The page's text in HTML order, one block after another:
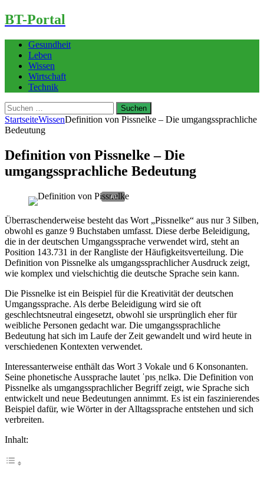
BT-Portal
Gesundheit
Leben
Wissen
Wirtschaft
Technik
Suchen
nach:
StartseiteWissenDefinition von Pissnelke – Die umgangssprachliche
Bedeutung
Definition von Pissnelke – Die
umgangssprachliche Bedeutung
Überraschenderweise besteht das Wort „Pissnelke“ aus nur 3 Silben,
obwohl es ganze 9 Buchstaben umfasst. Diese derbe Beleidigung,
die in der deutschen Umgangssprache verwendet wird, steht an
Position 143.731 in der Rangliste der Häufigkeitsverteilung. Die
Definition von Pissnelke als umgangssprachlicher Ausdruck zeigt,
wie komplex und vielschichtig die deutsche Sprache sein kann.
Die Pissnelke ist ein Beispiel für die Kreativität der deutschen
Umgangssprache. Als derbe Beleidigung wird sie oft
geschlechtsneutral eingesetzt, obwohl sie ursprünglich eher für
weibliche Personen gedacht war. Die umgangssprachliche
Bedeutung hat sich im Laufe der Zeit gewandelt und wird heute in
verschiedenen Kontexten verwendet.
Interessanterweise enthält das Wort 3 Vokale und 6 Konsonanten.
Seine phonetische Aussprache lautet ˈpɪsˌnɛlkə. Die Definition von
Pissnelke als umgangssprachlicher Begriff zeigt, wie Sprache sich
entwickelt und neue Bedeutungen annimmt. Es ist ein faszinierendes
Beispiel dafür, wie Wörter in der Alltagssprache entstehen und sich
verbreiten.
Inhalt: